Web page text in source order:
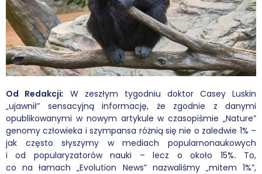
Darmowy ebook
Księgarnia
FAQ
Spis tekstów
Filmy
Od Redakcji: W zeszłym tygodniu doktor Casey Luskin
„ujawnił” sensacyjną informację, że zgodnie z danymi
opublikowanymi w nowym artykule w czasopiśmie „Nature”
genomy człowieka i szympansa różnią się nie o zaledwie 1% –
jak często słyszymy w mediach popularnonaukowych
i od popularyzatorów nauki – lecz o około 15%. To,
co na łamach „Evolution News” nazwaliśmy „mitem 1%”,